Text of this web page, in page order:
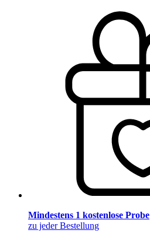
Mindestens 1 kostenlose Probe
zu jeder Bestellung